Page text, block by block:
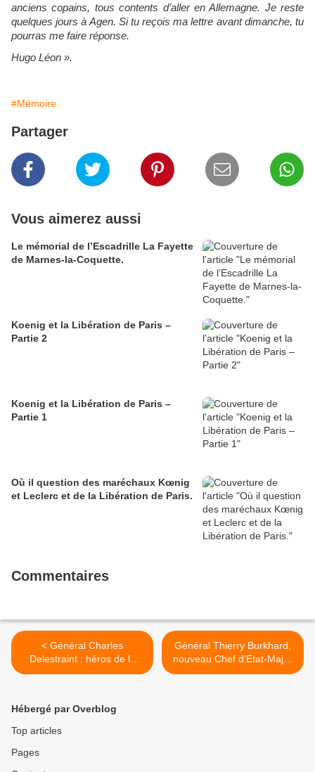
anciens copains, tous contents d’aller en Allemagne. Je reste
quelques jours à Agen. Si tu reçois ma lettre avant dimanche, tu
pourras me faire réponse.
Hugo Léon ».
#Mémoire
Partager
Vous aimerez aussi
Le mémorial de l’Escadrille La Fayette
de Marnes-la-Coquette.
Koenig et la Libération de Paris –
Partie 2
Koenig et la Libération de Paris –
Partie 1
Où il question des maréchaux Kœnig
et Leclerc et de la Libération de Paris.
Commentaires
< Général Charles
Delestraint : héros de la
Résistance.
Général Thierry Burkhard,
nouveau Chef d’Etat-Major
de l’Armée de Terre. >
Hébergé par Overblog
Top articles
Pages